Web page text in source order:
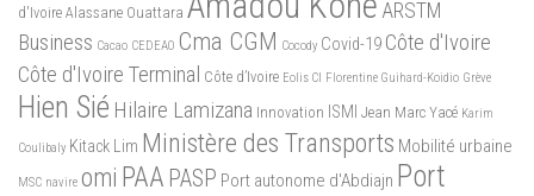
d'Ivoire Alassane Ouattara ARSTM
Business Cacao CEDEAO Cma CGM Cocody Covid-19 Côte d'Ivoire
Côte d'Ivoire Terminal Côte d’Ivoire Eolis CI Florentine Guihard-Koidio Grève
Hien Sié Hilaire Lamizana Innovation ISMI Jean Marc Yacé Karim
Coulibaly Kitack Lim Ministère des Transports Mobilité urbaine
MSC navire omi PAA PASP Port autonome d'Abdiajn Port